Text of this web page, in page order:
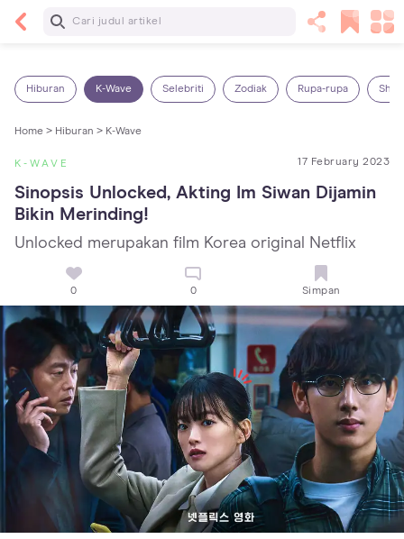
Baca Selanjutnya
Hiburan K-Wave Selebriti Zodiak Rupa-rupa
Home > Hiburan > K-Wave
K-WAVE 17 February 2023
Sinopsis Unlocked, Akting Im Siwan Dijamin
Bikin Merinding!
Unlocked merupakan film Korea original Netflix
0 0 Simpan